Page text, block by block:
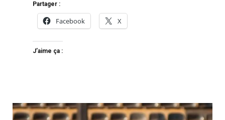
Partager :
Facebook X
J’aime ça :